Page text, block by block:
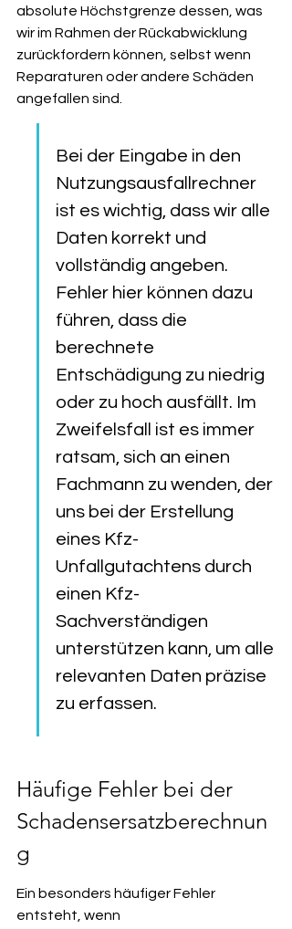
absolute Höchstgrenze dessen, was
wir im Rahmen der Rückabwicklung
zurückfordern können, selbst wenn
Reparaturen oder andere Schäden
angefallen sind.
Bei der Eingabe in den
Nutzungsausfallrechner
ist es wichtig, dass wir alle
Daten korrekt und
vollständig angeben.
Fehler hier können dazu
führen, dass die
berechnete
Entschädigung zu niedrig
oder zu hoch ausfällt. Im
Zweifelsfall ist es immer
ratsam, sich an einen
Fachmann zu wenden, der
uns bei der Erstellung
eines Kfz-
Unfallgutachtens durch
einen Kfz-
Sachverständigen
unterstützen kann, um alle
relevanten Daten präzise
zu erfassen.
Häufige Fehler bei der
Schadensersatzberechnun
g
Ein besonders häufiger Fehler
entsteht, wenn